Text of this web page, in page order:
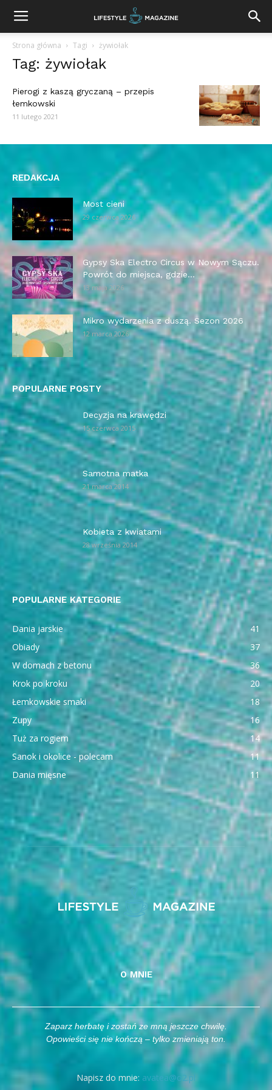
Strona główna Tagi żywiołak
Tag: żywiołak
Pierogi z kaszą gryczaną – przepis
łemkowski
11 lutego 2021
REDAKCJA
Most cieni
29 czerwca 2026
Gypsy Ska Electro Circus w Nowym Sączu.
Powrót do miejsca, gdzie...
13 maja 2026
Mikro wydarzenia z duszą. Sezon 2026
12 marca 2026
POPULARNE POSTY
Decyzja na krawędzi
15 czerwca 2015
Samotna matka
21 marca 2014
Kobieta z kwiatami
28 września 2014
POPULARNE KATEGORIE
Dania jarskie
41
Obiady
37
W domach z betonu
36
Krok po kroku
20
Łemkowskie smaki
18
Zupy
16
Tuż za rogiem
14
Sanok i okolice - polecam
11
Dania mięsne
11
O MNIE
Zaparz herbatę i zostań ze mną jeszcze chwilę.
Opowieści się nie kończą – tylko zmieniają ton.
Napisz do mnie: avatea@o2.pl